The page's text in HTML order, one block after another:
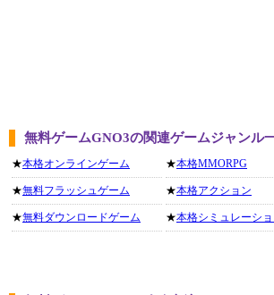
無料ゲームGNO3の関連ゲームジャンル
★本格オンラインゲーム
★無料フラッシュゲーム
★無料ダウンロードゲーム
★本格MMORPG
★本格アクション
★本格シミュレーシ